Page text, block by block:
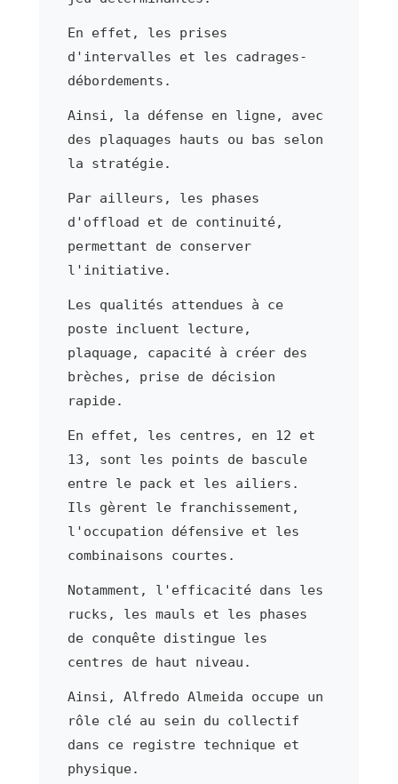
En effet, les prises
d'intervalles et les cadrages-
débordements.
Ainsi, la défense en ligne, avec
des plaquages hauts ou bas selon
la stratégie.
Par ailleurs, les phases
d'offload et de continuité,
permettant de conserver
l'initiative.
Les qualités attendues à ce
poste incluent lecture,
plaquage, capacité à créer des
brèches, prise de décision
rapide.
En effet, les centres, en 12 et
13, sont les points de bascule
entre le pack et les ailiers.
Ils gèrent le franchissement,
l'occupation défensive et les
combinaisons courtes.
Notamment, l'efficacité dans les
rucks, les mauls et les phases
de conquête distingue les
centres de haut niveau.
Ainsi, Alfredo Almeida occupe un
rôle clé au sein du collectif
dans ce registre technique et
physique.